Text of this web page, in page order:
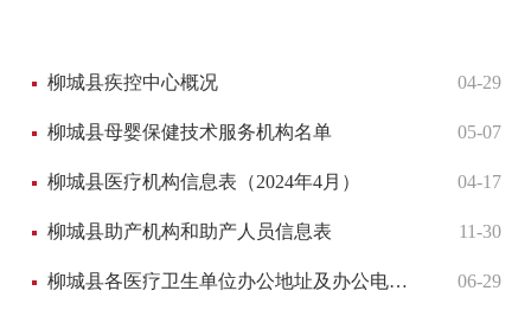
柳城县疾控中心概况 04-29
柳城县母婴保健技术服务机构名单 05-07
柳城县医疗机构信息表（2024年4月） 04-17
柳城县助产机构和助产人员信息表 11-30
柳城县各医疗卫生单位办公地址及办公电话一览表 06-29